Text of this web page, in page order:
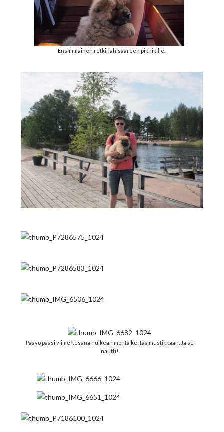
Ensimmäinen retki, lähisaareen piknikille.
Paavo pääsi viime kesänä huikean monta kertaa mustikkaan. Ja se
nautti!